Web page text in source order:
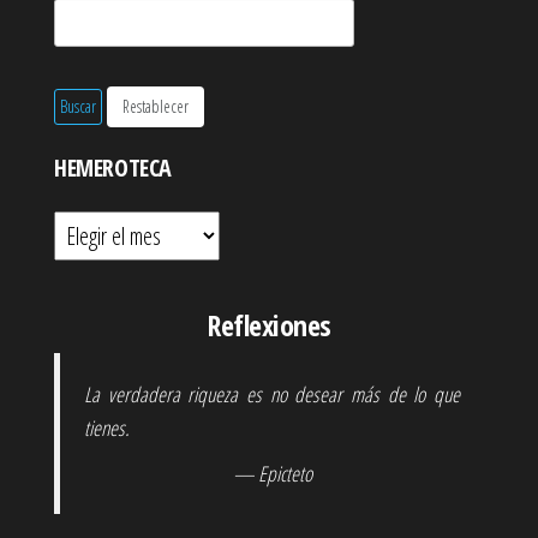
HEMEROTECA
Hemeroteca
Reflexiones
La verdadera riqueza es no desear más de lo que
tienes.
— Epicteto